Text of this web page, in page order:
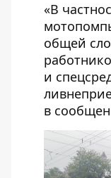
«В
общей
и
в